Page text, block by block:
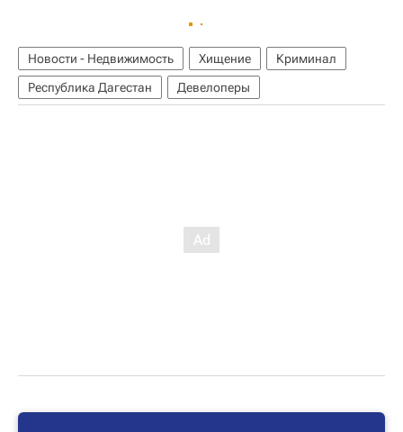
Новости - Недвижимость Хищение
Криминал
Республика Дагестан
Девелоперы